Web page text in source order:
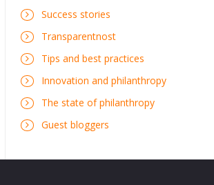
Success stories
Transparentnost
Tips and best practices
Innovation and philanthropy
The state of philanthropy
Guest bloggers